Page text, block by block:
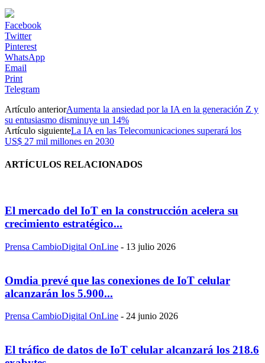
Facebook
Twitter
Pinterest
WhatsApp
Email
Print
Telegram
Artículo anteriorAumenta la ansiedad por la IA en la generación Z y
su entusiasmo disminuye un 14%
Artículo siguienteLa IA en las Telecomunicaciones superará los
US$ 27 mil millones en 2030
ARTÍCULOS RELACIONADOS
El mercado del IoT en la construcción acelera su
crecimiento estratégico...
Prensa CambioDigital OnLine - 13 julio 2026
Omdia prevé que las conexiones de IoT celular
alcanzarán los 5.900...
Prensa CambioDigital OnLine - 24 junio 2026
El tráfico de datos de IoT celular alcanzará los 218.6